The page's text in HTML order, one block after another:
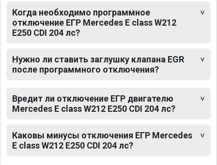
Когда необходимо программное
отключение ЕГР Mercedes E class W212
E250 CDI 204 лс?
Нужно ли ставить заглушку клапана EGR
после программного отключения?
Вредит ли отключение ЕГР двигателю
Mercedes E class W212 E250 CDI 204 лс?
Каковы минусы отключения ЕГР Mercedes
E class W212 E250 CDI 204 лс?